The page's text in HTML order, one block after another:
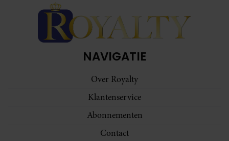
NAVIGATIE
Over Royalty
Klantenservice
Abonnementen
Contact